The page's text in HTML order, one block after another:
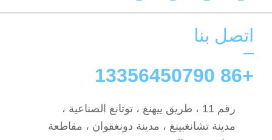
اتصل بنا
+86 13356450790
رقم 11 ، طريق ييهنغ ، توتانغ الصناعية ،
مدينة تشانغبينغ ، مدينة دونغقوان ، مقاطعة